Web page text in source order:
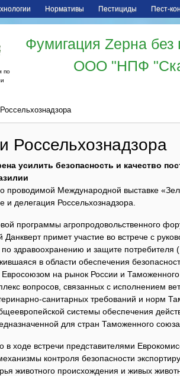
Нормативы Пестициды Пест-
по
Фумигация Zерна
ООО "НПФ
Россельхознадзора
усилить безопасность и качество
проводимой Международной выставке
и делегация Россельхознадзора.
программы агропродовольственного
примет участие во встрече с
здравоохранению и защите потребителя
в области обеспечения
на рынок России и
вопросов, связанных с исполнением
санитарных требований и норм
системы обеспечения
для стран Таможенного
в ходе встречи представителями
контроля безопасности
животного происхождения и живых